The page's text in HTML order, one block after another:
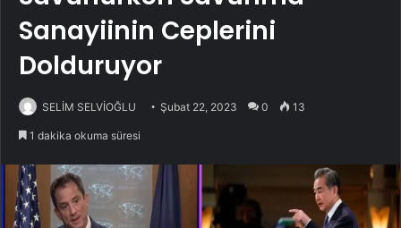
Sanayiinin Ceplerini
Dolduruyor
SELİM SELVİOĞLU Şubat 22, 2023 0 13
1 dakika okuma süresi